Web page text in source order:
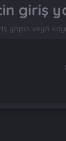
giriş
yapın veya